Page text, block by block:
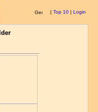
| Top 10 | Login